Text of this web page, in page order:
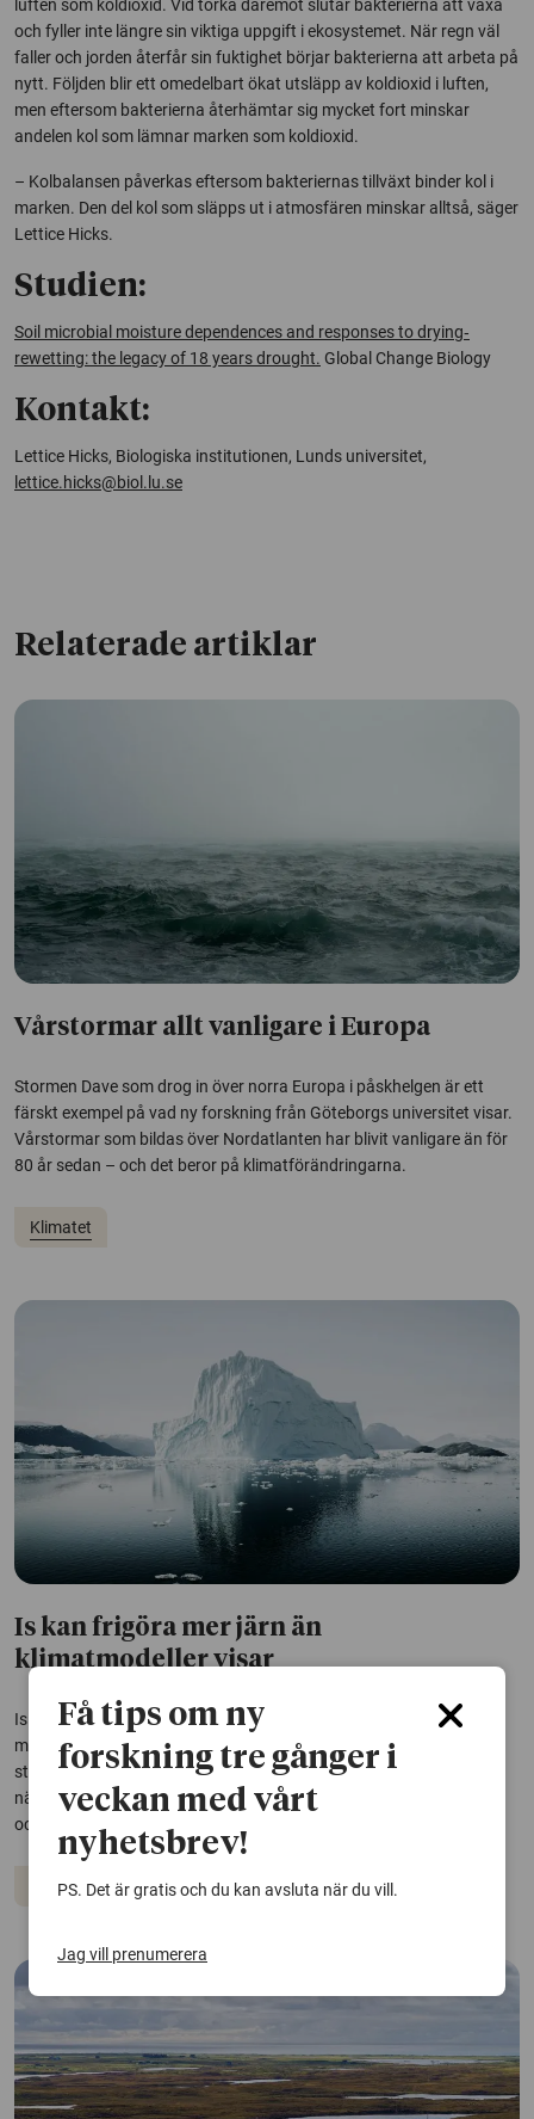
luften som koldioxid. Vid torka däremot slutar bakterierna att växa
och fyller inte längre sin viktiga uppgift i ekosystemet. När regn väl
faller och jorden återfår sin fuktighet börjar bakterierna att arbeta på
nytt. Följden blir ett omedelbart ökat utsläpp av koldioxid i luften,
men eftersom bakterierna återhämtar sig mycket fort minskar
andelen kol som lämnar marken som koldioxid.
– Kolbalansen påverkas eftersom bakteriernas tillväxt binder kol i
marken. Den del kol som släpps ut i atmosfären minskar alltså, säger
Lettice Hicks.
Studien:
Soil microbial moisture dependences and responses to drying‐
rewetting: the legacy of 18 years drought. Global Change Biology
Kontakt:
Lettice Hicks, Biologiska institutionen, Lunds universitet,
lettice.hicks@biol.lu.se
Relaterade artiklar
Vårstormar allt vanligare i Europa
Stormen Dave som drog in över norra Europa i påskhelgen är ett
färskt exempel på vad ny forskning från Göteborgs universitet visar.
Vårstormar som bildas över Nordatlanten har blivit vanligare än för
80 år sedan – och det beror på klimatförändringarna.
Klimatet
Is kan frigöra mer järn än
klimatmodeller visar
Is påskyndar aktivt nedbrytningen av järnmineral och kan frigöra
mer järn än vad dagens klimatmodeller tar hänsyn till, visar en
studie. Resultaten är viktiga för att kunna förutsäga hur
näringskretslopp, kolinlagring och vattenkvalitet påverkas i polar-
och bergsområden när klimatet...
Klimatet
Få tips om ny
forskning tre gånger i
veckan med vårt
nyhetsbrev!
PS. Det är gratis och du kan avsluta när du vill.
Jag vill prenumerera